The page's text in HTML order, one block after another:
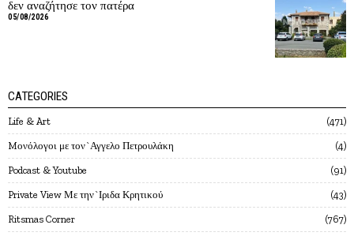
δεν αναζήτησε τον πατέρα
05/08/2026
CATEGORIES
Life & Art 471
Mονόλογοι με τον`Αγγελο Πετρουλάκη 4
Podcast & Youtube 91
Private View Με την`Ιριδα Κρητικού 43
Ritsmas Corner 767